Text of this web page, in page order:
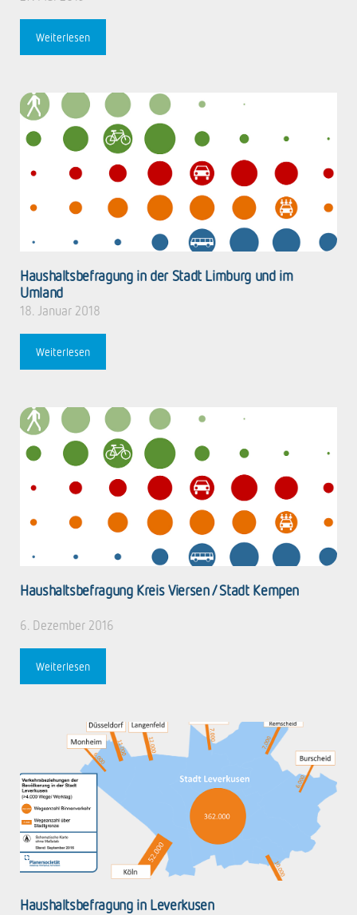
Weiterlesen
Haushaltsbefragung in der Stadt Limburg und im
Umland
18. Januar 2018
Weiterlesen
Haushaltsbefragung Kreis Viersen / Stadt Kempen
6. Dezember 2016
Weiterlesen
Haushaltsbefragung in Leverkusen